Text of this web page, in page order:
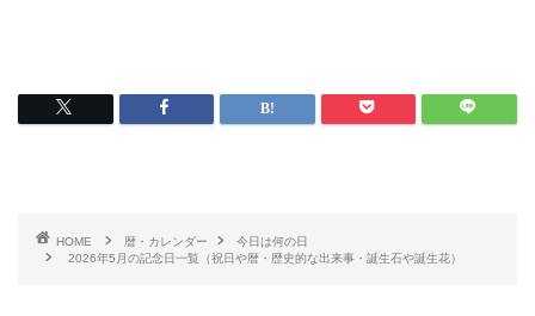
HOME 暦・カレンダー
今日は何の日
2026年5月の記念日一覧（祝日や暦・歴史的な出来事・誕生石や誕生花）